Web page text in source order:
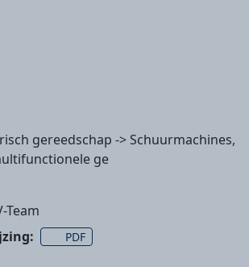
gereedschap -> Schuurmachines,
ge
Team
PDF